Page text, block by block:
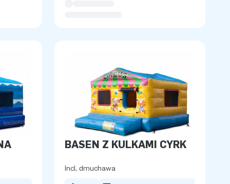
BASEN Z KULKAMI CYRK
Incl. dmuchawa